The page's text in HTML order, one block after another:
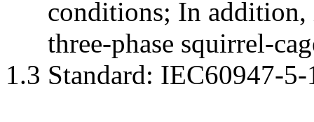
conditions; In addition,
three-phase squirrel-
1.3 Standard: IEC60947-5-